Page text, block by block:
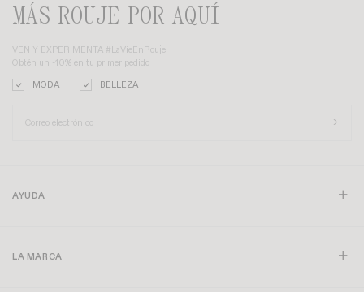
MÁS ROUJE POR AQUÍ
VEN Y EXPERIMENTA #LaVieEnRouje
Obtén un -10% en tu primer pedido
MODA BELLEZA
AYUDA
LA MARCA